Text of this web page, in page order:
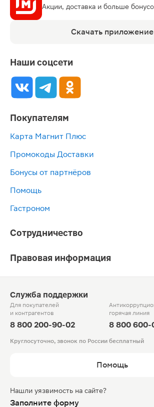
Акции, доставка и больше
Скачать приложение
Наши соцсети
Покупателям
Карта Магнит Плюс
Промокоды Доставки
Бонусы от партнёров
Помощь
Гастроном
Сотрудничество
Правовая информация
Служба поддержки
Для покупателей
и контрагентов
8 800 200-90-02
горячая линия
8 800 600-
Круглосуточно, звонок по России бесплатный
Помощь
Нашли уязвимость на сайте?
Заполните форму